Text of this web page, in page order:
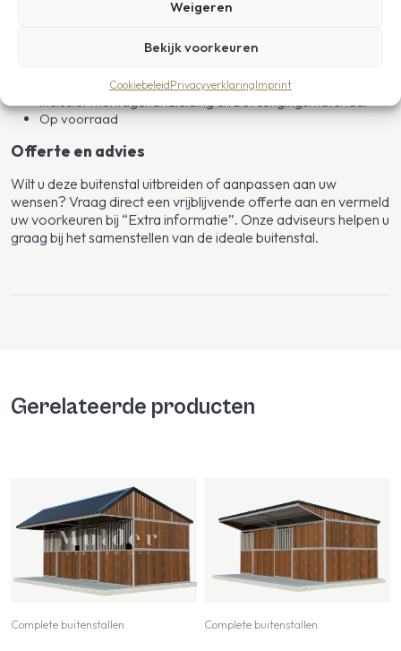
Weigeren
Bekijk voorkeuren
CookiebeleidPrivacyverklaringImprint
Kapschuurdak met antracietkleurige damwandplaten en
Dakoverstek: 1300 mm (optioneel tot 3500 mm)
Verstevigingsprofielen om de 3 planken
Inclusief montagehandleiding en bevestigingsmateriaal
Op voorraad
Offerte en advies
Wilt u deze buitenstal uitbreiden of aanpassen aan uw
wensen? Vraag direct een vrijblijvende offerte aan en vermeld
uw voorkeuren bij “Extra informatie”. Onze adviseurs helpen u
graag bij het samenstellen van de ideale buitenstal.
Gerelateerde producten
Complete buitenstallen Complete buitenstallen